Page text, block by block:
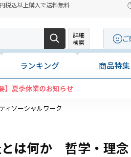
税込以上購入で送料無料
詳細
検索
ランキング 商品特集
】夏季休業のお知らせ
ィソーシャルワーク
は何か 哲学・理念